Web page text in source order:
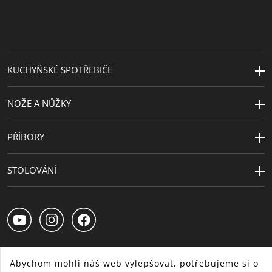
KUCHYŇSKÉ SPOTŘEBIČE
NOŽE A NŮŽKY
PŘÍBORY
STOLOVÁNÍ
Abychom mohli náš web vylepšovat, potřebujeme si o